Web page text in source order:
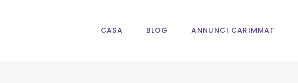
CASA BLOG ANNUNCI CARIMMAT